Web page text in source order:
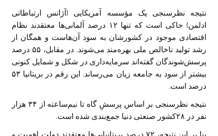
نتیجه نظرسنجی یک مؤسسه آمریکایی (آژانس ارتباطاتی
ادلمن) حاکی است که تنها ۱۲ درصد آلمانی‌ها معتقدند نظام
اقتصادی موجود در کشورشان به سود آن‌هاست و همگان از
رشد تولید ناخالص ملی بهره‌مند می‌شوند. در مقابل، ۵۵ درصد
پرسش‌شوندگان گفته‌اند سرمایه‌داری در شکل و شمایل کنونی
بیشتر از سود به جامعه زیان می‌رساند. این رقم در بریتانیا ۵۳
درصد است.
نتیجه نظرسنجی بر اساس پرسشِ گاه تا نیم‌ساعته از ۳۴ هزار
نفر در ۲۸کشور صنعتی دنیا جمع‌بندی شده است.